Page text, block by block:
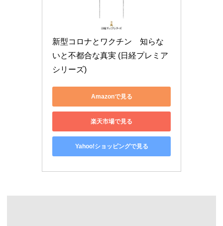
新型コロナとワクチン　知らな
いと不都合な真実 (日経プレミア
シリーズ)
Amazonで見る
楽天市場で見る
Yahoo!ショッピングで見る